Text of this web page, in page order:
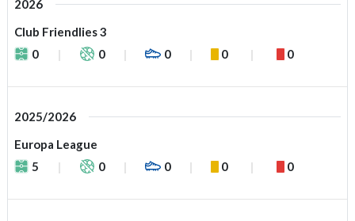
2026
Club Friendlies 3
0
0 0 0 0
2025/2026
Europa League
5
0 0 0 0